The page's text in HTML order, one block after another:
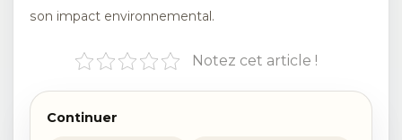
son impact environnemental.
Notez cet article !
Continuer